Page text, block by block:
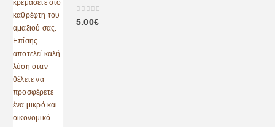
0 out of 5
5.00€